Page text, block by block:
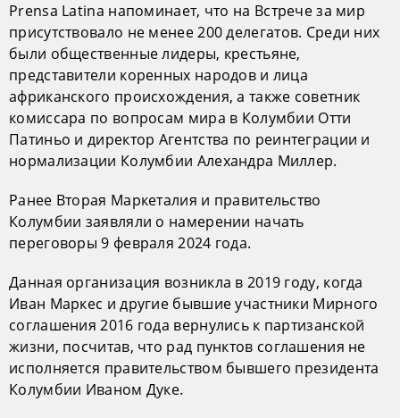
Prensa Latina напоминает, что на Встрече за мир
присутствовало не менее 200 делегатов. Среди них
были общественные лидеры, крестьяне,
представители коренных народов и лица
африканского происхождения, а также советник
комиссара по вопросам мира в Колумбии Отти
Патиньо и директор Агентства по реинтеграции и
нормализации Колумбии Алехандра Миллер.
Ранее Вторая Маркеталия и правительство
Колумбии заявляли о намерении начать
переговоры 9 февраля 2024 года.
Данная организация возникла в 2019 году, когда
Иван Маркес и другие бывшие участники Мирного
соглашения 2016 года вернулись к партизанской
жизни, посчитав, что рад пунктов соглашения не
исполняется правительством бывшего президента
Колумбии Иваном Дуке.